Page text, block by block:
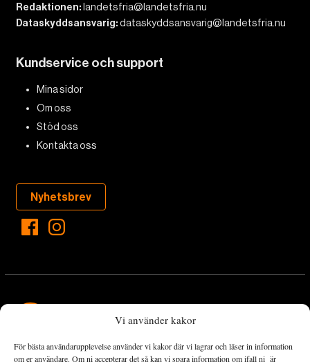
Vi använder kakor
För bästa användarupplevelse använder vi kakor där vi lagrar och läser in information
om er användare. Om ni accepterar det så kan vi spara information om ifall ni är
Redaktionen: landetsfria@landetsfria.nu
Dataskyddsansvarig:dataskyddsansvarig@landetsfria.nu
Kundservice och support
Mina sidor
Om oss
Stöd oss
Kontakta oss
Nyhetsbrev
Landets Fria Tidning är en nyhetstidning med bred bevakning av